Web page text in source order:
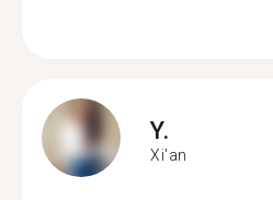
Y.
Xi'an